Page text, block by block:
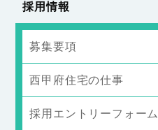
採用情報
募集要項
西甲府住宅の仕事
採用エントリーフォーム